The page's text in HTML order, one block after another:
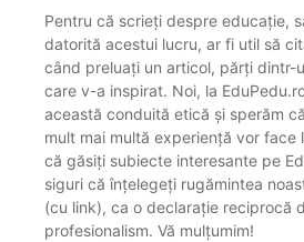
Pentru că scrieți despre educație,
datorită acestui lucru, ar fi util să
când preluați un articol, părți dintr-
care v-a inspirat. Noi, la
această conduită etică și sperăm
mult mai multă experiență vor face
că găsiți subiecte interesante pe
siguri că înțelegeți rugămintea
(cu link), ca o declarație reciprocă
profesionalism. Vă mulțumim!